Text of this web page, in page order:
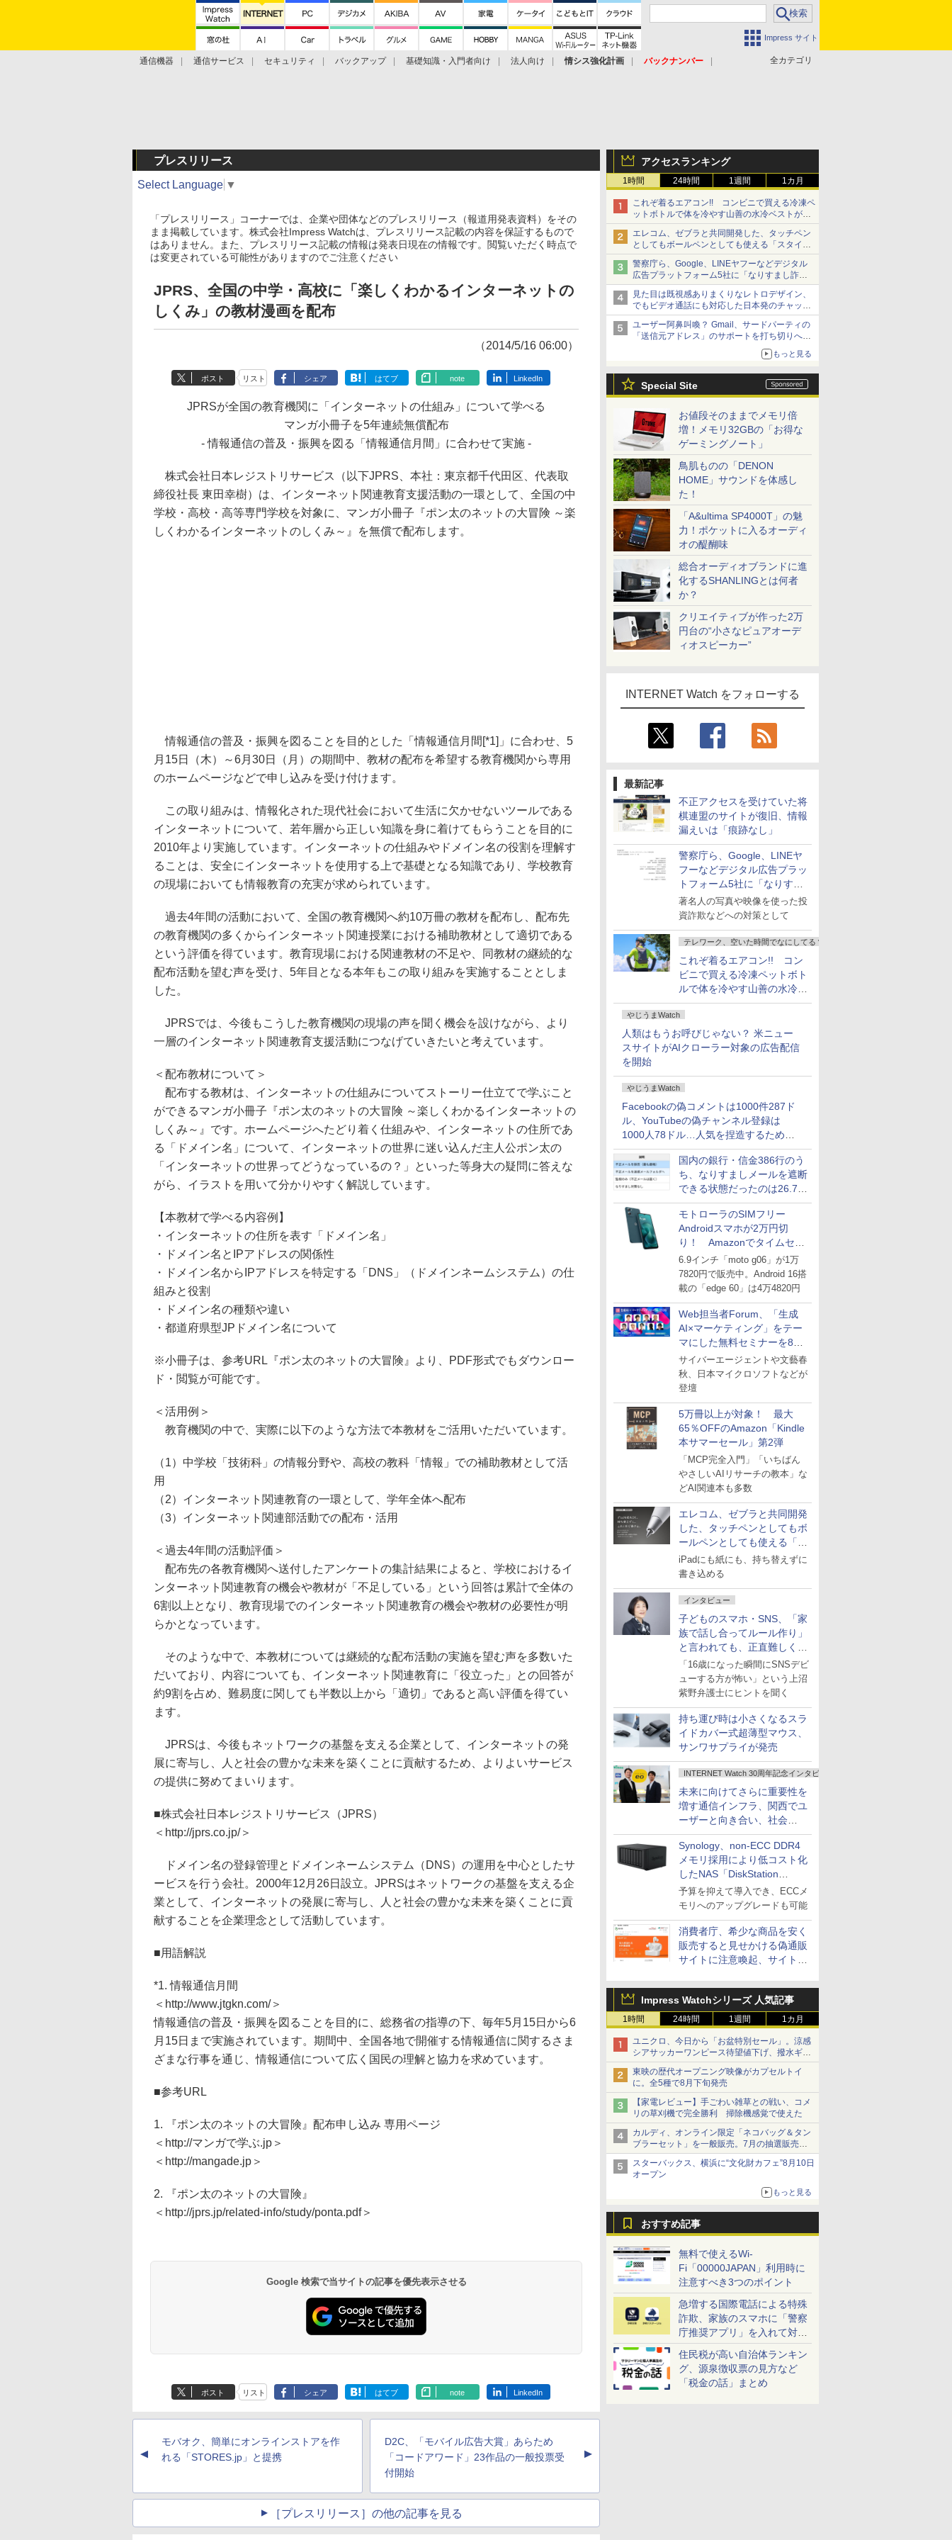
Impress サイト
全カテゴリ
通信機器 通信サービス セキュリティ バックアップ 基礎知識・入門者向け 法人向け 情シス強化計画
バックナンバー
アクセスランキング
1時間 24時間 1週間 1カ月
これぞ着るエアコン!! コンビニで買える冷凍ペ
ットボトルで体を冷やす山善の水冷ベストがロ
ードバイクにちょうどいい【ぼっち・ざ・ろー
ど！その14】【空いた時間でなにしてる？】
エレコム、ゼブラと共同開発した、タッチペン
としてもボールペンとしても使える「スタイラ
スツーウェイ」発売 iPadにも紙にも、持ち替
えずに書き込める
警察庁ら、Google、LINEヤフーなどデジタル
広告プラットフォーム5社に「なりすまし詐欺
広告」対策強化を要請 著名人の写真や映像を
使った投資詐欺などへの対策として
見た目は既視感ありまくりなレトロデザイン、
でもビデオ通話にも対応した日本発のチャット
アプリが登場【やじうまWatch】
ユーザー阿鼻叫喚？ Gmail、サードパーティの
「送信元アドレス」のサポートを打ち切りへ
もっと見る
Special Site
お値段そのままでメモリ倍
増！メモリ32GBの「お得な
ゲーミングノート」
鳥肌ものの「DENON
HOME」サウンドを体感し
た！
「A&ultima SP4000T」の魅
力！ポケットに入るオーディ
オの醍醐味
総合オーディオブランドに進
化するSHANLINGとは何者
か？
クリエイティブが作った2万
円台の“小さなピュアオーデ
ィオスピーカー”
INTERNET Watch をフォローする
最新記事
不正アクセスを受けていた将
棋連盟のサイトが復旧、情報
漏えいは「痕跡なし」
警察庁ら、Google、LINEヤ
フーなどデジタル広告プラッ
トフォーム5社に「なりすま
し詐欺広告」対策強化を要請
著名人の写真や映像を使った投
資詐欺などへの対策として
テレワーク、空いた時間でなにしてる？
これぞ着るエアコン!! コン
ビニで買える冷凍ペットボト
ルで体を冷やす山善の水冷ベ
ストがロードバイクにちょう
どいい【ぼっち・ざ・ろー
ど！その14】
やじうまWatch
人類はもうお呼びじゃない？ 米ニュー
スサイトがAIクローラー対象の広告配信
を開始
やじうまWatch
Facebookの偽コメントは1000件287ド
ル、YouTubeの偽チャンネル登録は
1000人78ドル…人気を捏造するための
価格リストが公開中
国内の銀行・信金386行のう
ち、なりすましメールを遮断
できる状態だったのは26.7％
にとどまる～GMOブランド
セキュリティ調査
モトローラのSIMフリー
Androidスマホが2万円切
り！ Amazonでタイムセー
ル
6.9インチ「moto g06」が1万
7820円で販売中。Android 16搭
載の「edge 60」は4万4820円
Web担当者Forum、「生成
AI×マーケティング」をテー
マにした無料セミナーを8月
27日にオンライン開催
サイバーエージェントや文藝春
秋、日本マイクロソフトなどが
登壇
5万冊以上が対象！ 最大
65％OFFのAmazon「Kindle
本サマーセール」第2弾
「MCP完全入門」「いちばん
やさしいAIリサーチの教本」な
どAI関連本も多数
エレコム、ゼブラと共同開発
した、タッチペンとしてもボ
ールペンとしても使える「ス
タイラスツーウェイ」発売
iPadにも紙にも、持ち替えずに
書き込める
インタビュー
子どものスマホ・SNS、「家
族で話し合ってルール作り」
と言われても、正直難しくな
いですか？
「16歳になった瞬間にSNSデビ
ューする方が怖い」という上沼
紫野弁護士にヒントを聞く
持ち運び時は小さくなるスラ
イドカバー式超薄型マウス、
サンワサプライが発売
INTERNET Watch 30周年記念インタビュー
未来に向けてさらに重要性を
増す通信インフラ、関西でユ
ーザーと向き合い、社会
の“あたらしい”を起動し続け
る～オプテージ
Synology、non-ECC DDR4
メモリ採用により低コスト化
したNAS「DiskStation
neo+」シリーズ
予算を抑えて導入でき、ECCメ
モリへのアップグレードも可能
消費者庁、希少な商品を安く
販売すると見せかける偽通販
サイトに注意喚起、サイト名
Impress Watchシリーズ 人気記事
1時間 24時間 1週間 1カ月
ユニクロ、今日から「お盆特別セール」。涼感
シアサッカーワンピース待望値下げ、撥水ギア
ショーツは1990円に
東映の歴代オープニング映像がカプセルトイ
に。全5種で8月下旬発売
【家電レビュー】手ごわい雑草との戦い、コメ
リの草刈機で完全勝利 掃除機感覚で使えた
カルディ、オンライン限定「ネコバッグ＆タン
ブラーセット」を一般販売。7月の抽選販売の
当選無効分
スターバックス、横浜に“文化財カフェ”8月10日
オープン
もっと見る
おすすめ記事
無料で使えるWi-
Fi「00000JAPAN」利用時に
注意すべき3つのポイント
急増する国際電話による特殊
詐欺、家族のスマホに「警察
庁推奨アプリ」を入れて対策
しよう！
住民税が高い自治体ランキン
グ、源泉徴収票の見方など
「税金の話」まとめ
プレスリリース
Select Language ▼
「プレスリリース」コーナーでは、企業や団体などのプレスリリース（報道用発表資料）をその
まま掲載しています。株式会社Impress Watchは、プレスリリース記載の内容を保証するもので
はありません。また、プレスリリース記載の情報は発表日現在の情報です。閲覧いただく時点で
は変更されている可能性がありますのでご注意ください
JPRS、全国の中学・高校に「楽しくわかるインターネットの
しくみ」の教材漫画を配布
（2014/5/16 06:00）
ポスト リスト シェア はてブ note LinkedIn
JPRSが全国の教育機関に「インターネットの仕組み」について学べる
マンガ小冊子を5年連続無償配布
- 情報通信の普及・振興を図る「情報通信月間」に合わせて実施 -
株式会社日本レジストリサービス（以下JPRS、本社：東京都千代田区、代表取
締役社長 東田幸樹）は、インターネット関連教育支援活動の一環として、全国の中
学校・高校・高等専門学校を対象に、マンガ小冊子『ポン太のネットの大冒険 ～楽
しくわかるインターネットのしくみ～』を無償で配布します。
情報通信の普及・振興を図ることを目的とした「情報通信月間[*1]」に合わせ、5
月15日（木）～6月30日（月）の期間中、教材の配布を希望する教育機関から専用
のホームページなどで申し込みを受け付けます。
この取り組みは、情報化された現代社会において生活に欠かせないツールである
インターネットについて、若年層から正しい知識を身に着けてもらうことを目的に
2010年より実施しています。インターネットの仕組みやドメイン名の役割を理解す
ることは、安全にインターネットを使用する上で基礎となる知識であり、学校教育
の現場においても情報教育の充実が求められています。
過去4年間の活動において、全国の教育機関へ約10万冊の教材を配布し、配布先
の教育機関の多くからインターネット関連授業における補助教材として適切である
という評価を得ています。教育現場における関連教材の不足や、同教材の継続的な
配布活動を望む声を受け、5年目となる本年もこの取り組みを実施することとしま
した。
JPRSでは、今後もこうした教育機関の現場の声を聞く機会を設けながら、より
一層のインターネット関連教育支援活動につなげていきたいと考えています。
＜配布教材について＞
配布する教材は、インターネットの仕組みについてストーリー仕立てで学ぶこと
ができるマンガ小冊子『ポン太のネットの大冒険 ～楽しくわかるインターネットの
しくみ～』です。ホームページへたどり着く仕組みや、インターネットの住所であ
る「ドメイン名」について、インターネットの世界に迷い込んだ主人公ポン太の
「インターネットの世界ってどうなっているの？」といった等身大の疑問に答えな
がら、イラストを用いて分かりやすく解説しています。
【本教材で学べる内容例】
・インターネットの住所を表す「ドメイン名」
・ドメイン名とIPアドレスの関係性
・ドメイン名からIPアドレスを特定する「DNS」（ドメインネームシステム）の仕
組みと役割
・ドメイン名の種類や違い
・都道府県型JPドメイン名について
※小冊子は、参考URL『ポン太のネットの大冒険』より、PDF形式でもダウンロー
ド・閲覧が可能です。
＜活用例＞
教育機関の中で、実際に以下のような方法で本教材をご活用いただいています。
（1）中学校「技術科」の情報分野や、高校の教科「情報」での補助教材として活
用
（2）インターネット関連教育の一環として、学年全体へ配布
（3）インターネット関連部活動での配布・活用
＜過去4年間の活動評価＞
配布先の各教育機関へ送付したアンケートの集計結果によると、学校におけるイ
ンターネット関連教育の機会や教材が「不足している」という回答は累計で全体の
6割以上となり、教育現場でのインターネット関連教育の機会や教材の必要性が明
らかとなっています。
そのような中で、本教材については継続的な配布活動の実施を望む声を多数いた
だいており、内容についても、インターネット関連教育に「役立った」との回答が
約9割を占め、難易度に関しても半数以上から「適切」であると高い評価を得てい
ます。
JPRSは、今後もネットワークの基盤を支える企業として、インターネットの発
展に寄与し、人と社会の豊かな未来を築くことに貢献するため、よりよいサービス
の提供に努めてまいります。
■株式会社日本レジストリサービス（JPRS）
＜http://jprs.co.jp/＞
ドメイン名の登録管理とドメインネームシステム（DNS）の運用を中心としたサ
ービスを行う会社。2000年12月26日設立。JPRSはネットワークの基盤を支える企
業として、インターネットの発展に寄与し、人と社会の豊かな未来を築くことに貢
献することを企業理念として活動しています。
■用語解説
*1. 情報通信月間
＜http://www.jtgkn.com/＞
情報通信の普及・振興を図ることを目的に、総務省の指導の下、毎年5月15日から6
月15日まで実施されています。期間中、全国各地で開催する情報通信に関するさま
ざまな行事を通じ、情報通信について広く国民の理解と協力を求めています。
■参考URL
1. 『ポン太のネットの大冒険』配布申し込み 専用ページ
＜http://マンガで学ぶ.jp＞
＜http://mangade.jp＞
2. 『ポン太のネットの大冒険』
＜http://jprs.jp/related-info/study/ponta.pdf＞
Google 検索で当サイトの記事を優先表示させる
ポスト リスト シェア はてブ note LinkedIn
▲
モバオク、簡単にオンラインストアを作
れる「STORES.jp」と提携
D2C、「モバイル広告大賞」あらため
「コードアワード」23作品の一般投票受
付開始
▲
［プレスリリース］の他の記事を見る